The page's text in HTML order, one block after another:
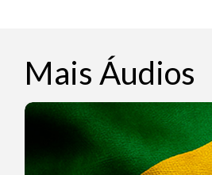
Mais Áudios